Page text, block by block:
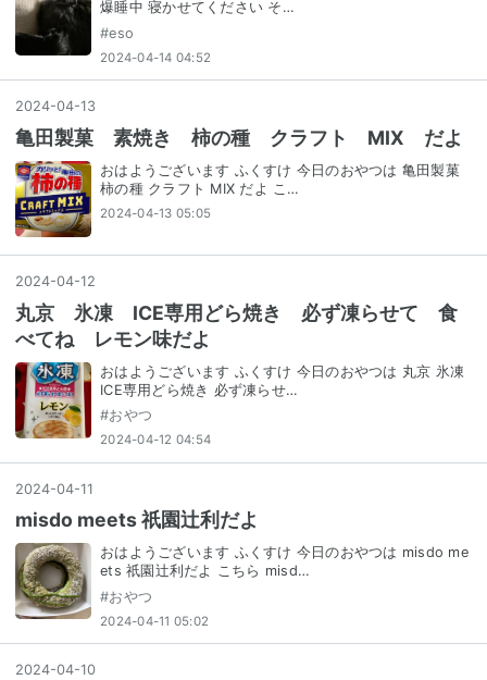
爆睡中 寝かせてください そ…
#eso
2024-04-14 04:52
2024-04-13
亀田製菓 素焼き 柿の種 クラフト MIX だよ
おはようございます ふくすけ 今日のおやつは 亀田製菓
柿の種 クラフト MIX だよ こ…
2024-04-13 05:05
2024-04-12
丸京 氷凍 ICE専用どら焼き 必ず凍らせて 食
べてね レモン味だよ
おはようございます ふくすけ 今日のおやつは 丸京 氷凍
ICE専用どら焼き 必ず凍らせ…
#おやつ
2024-04-12 04:54
2024-04-11
misdo meets 祇園辻利だよ
おはようございます ふくすけ 今日のおやつは misdo me
ets 祇園辻利だよ こちら misd…
#おやつ
2024-04-11 05:02
2024-04-10